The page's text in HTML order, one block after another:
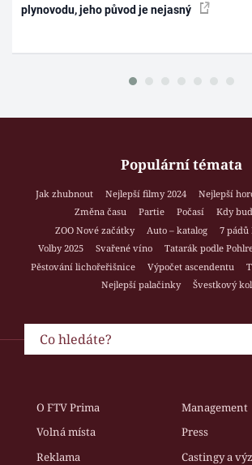
plynovodu, jeho původ je nejasný
Populární témata
Jak zhubnout Nejlepší filmy 2024 Nejlepší
Změna času
Partie Počasí
Kdy
ZOO Nové začátky
Auto – katalog
7 pádů
Volby 2025
Svařené víno Tatarák podle
Pěstování lichořeřišnice
Výpočet ascendentu
Nejlepší palačinky
Švestkový
O FTV Prima
Management
Volná místa
Press
Reklama
Castingy a